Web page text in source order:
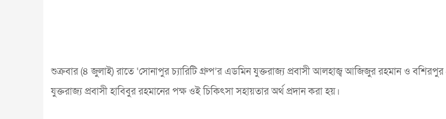
শুক্রবার (৪ জুলাই) রাতে ‘সোনাপুর চ্যারিটি গ্রুপ’র এডমিন যুক্তরাজ্য প্রবাসী আলহাজ্ব আজিজুর রহমান ও বশিরপুর
যুক্তরাজ্য প্রবাসী হাবিবুর রহমানের পক্ষ ওই চিকিৎসা সহায়তার অর্থ প্রদান করা হয়।